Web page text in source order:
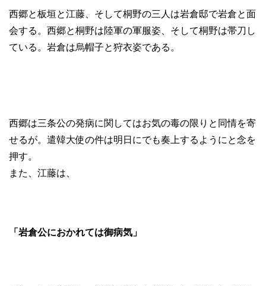
西郷と板垣と江藤、そして桐野の三人は岩倉邸で岩倉と面
会する。西郷と桐野は陸軍の軍服姿、そして桐野は帯刀し
ている。岩倉は烏帽子と狩衣姿である。
西郷は三条公の発病に関してはお気の毒の限りと同情を寄
せるが。遣韓大使の件は明日にでも奏上するようにと念を
押す。
また、江藤は、
「岩倉公におかれては御病気」